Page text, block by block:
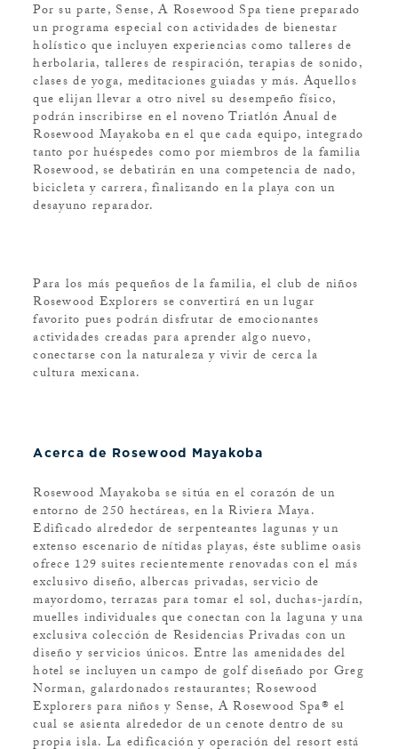
Por su parte, Sense, A Rosewood Spa tiene preparado
un programa especial con actividades de bienestar
holístico que incluyen experiencias como talleres de
herbolaria, talleres de respiración, terapias de sonido,
clases de yoga, meditaciones guiadas y más. Aquellos
que elijan llevar a otro nivel su desempeño físico,
podrán inscribirse en el noveno Triatlón Anual de
Rosewood Mayakoba en el que cada equipo, integrado
tanto por huéspedes como por miembros de la familia
Rosewood, se debatirán en una competencia de nado,
bicicleta y carrera, finalizando en la playa con un
desayuno reparador.
Para los más pequeños de la familia, el club de niños
Rosewood Explorers se convertirá en un lugar
favorito pues podrán disfrutar de emocionantes
actividades creadas para aprender algo nuevo,
conectarse con la naturaleza y vivir de cerca la
cultura mexicana.
Acerca de Rosewood Mayakoba
Rosewood Mayakoba se sitúa en el corazón de un
entorno de 250 hectáreas, en la Riviera Maya.
Edificado alrededor de serpenteantes lagunas y un
extenso escenario de nítidas playas, éste sublime oasis
ofrece 129 suites recientemente renovadas con el más
exclusivo diseño, albercas privadas, servicio de
mayordomo, terrazas para tomar el sol, duchas-jardín,
muelles individuales que conectan con la laguna y una
exclusiva colección de Residencias Privadas con un
diseño y servicios únicos. Entre las amenidades del
hotel se incluyen un campo de golf diseñado por Greg
Norman, galardonados restaurantes; Rosewood
Explorers para niños y Sense, A Rosewood Spa® el
cual se asienta alrededor de un cenote dentro de su
propia isla. La edificación y operación del resort está